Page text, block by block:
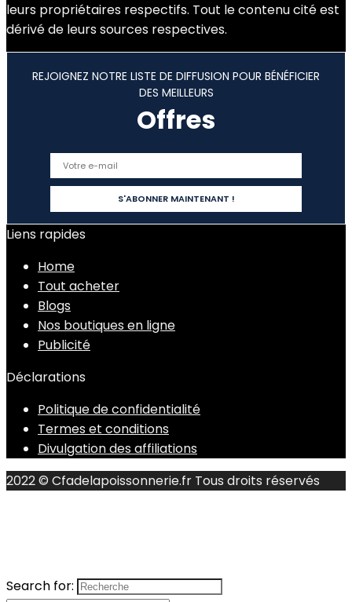
leurs propriétaires respectifs. Tout le contenu cité est
dérivé de leurs sources respectives.
REJOIGNEZ NOTRE LISTE DE DIFFUSION POUR BÉNÉFICIER
DES MEILLEURS
Offres
Liens rapides
Home
Tout acheter
Blogs
Nos boutiques en ligne
Publicité
Déclarations
Politique de confidentialité
Termes et conditions
Divulgation des affiliations
2022 © Cfadelapoissonnerie.fr Tous droits réservés
Search for: